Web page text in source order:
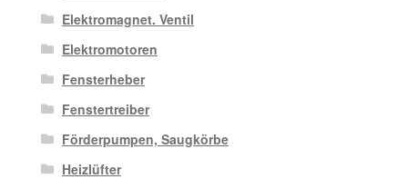
Elektromagnet. Ventil
Elektromotoren
Fensterheber
Fenstertreiber
Förderpumpen, Saugkörbe
Heizlüfter